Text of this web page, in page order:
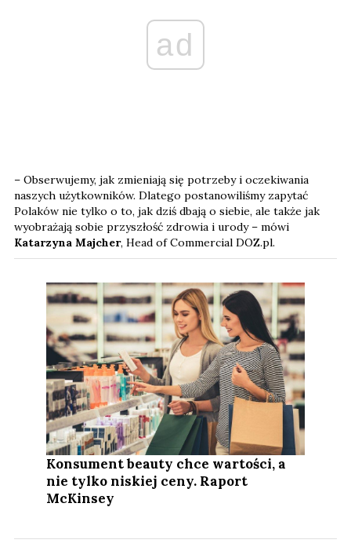
ad
– Obserwujemy, jak zmieniają się potrzeby i oczekiwania
naszych użytkowników. Dlatego postanowiliśmy zapytać
Polaków nie tylko o to, jak dziś dbają o siebie, ale także jak
wyobrażają sobie przyszłość zdrowia i urody – mówi
Katarzyna Majcher, Head of Commercial DOZ.pl.
Konsument beauty chce wartości, a
nie tylko niskiej ceny. Raport
McKinsey